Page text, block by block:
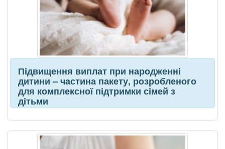
Підвищення виплат при народженні
дитини – частина пакету, розробленого
для комплексної підтримки сімей з
дітьми